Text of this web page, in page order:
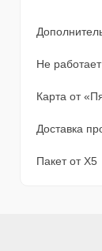
Не
Карта от
Доставка
Пакет от X5